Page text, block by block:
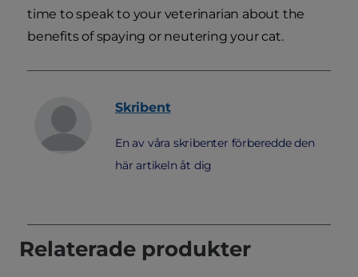
time to speak to your veterinarian about the
benefits of spaying or neutering your cat.
Skribent
En av våra skribenter förberedde den
här artikeln åt dig
Relaterade produkter